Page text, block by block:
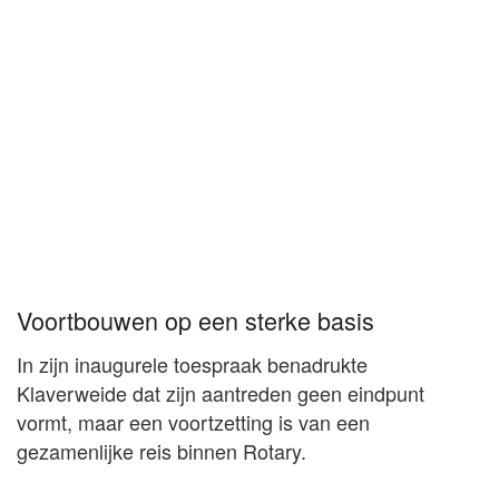
Voortbouwen op een sterke basis
In zijn inaugurele toespraak benadrukte
Klaverweide dat zijn aantreden geen eindpunt
vormt, maar een voortzetting is van een
gezamenlijke reis binnen Rotary.